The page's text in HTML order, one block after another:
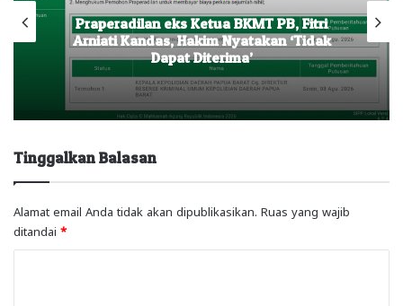
eks Ketua BKMT PB, Fitri
Hakim Nyatakan ‘Tidak
Dapat Diterima’
Gubernur
dan
Tinggalkan Balasan
Alamat email Anda tidak akan dipublikasikan. Ruas yang wajib
ditandai *